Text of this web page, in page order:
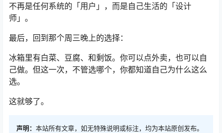
不再是任何系统的「用户」，而是自己生活的「设计
师」。
最后，回到那个周三晚上的选择：
冰箱里有白菜、豆腐、和剩饭。你可以点外卖，也可以自
己做。但这一次，不管选哪个，你都知道自己为什么这么
选。
这就够了。
声明： 本站所有文章，如无特殊说明或标注，均为本站原创发布。